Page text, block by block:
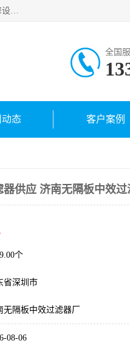
从事各种实验室、手术室、医院、食品、化妆品、制药、医疗器械、光学、半导体、精密电子等无尘车间行业的洁净车间装修设计、净化设备、恒温恒湿空调的设计制作与安装、净化系统工程项目施工及其技术支持服务。
全国
动态 客户案例
供应 济南无隔板中效过
个
省深圳市
无隔板中效过滤器厂
08-06